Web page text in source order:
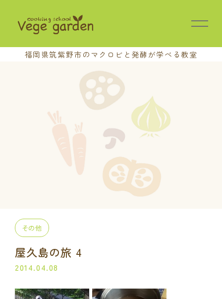
福岡県筑紫野市のマクロビと発酵が学べる教室
教室の特長
中級講座
上級講座
プライベート講座
コラボ・イベント
BLOG
その他
屋久島の旅 4
2014.04.08